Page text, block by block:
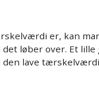
er, kan
løber over. Et
lave